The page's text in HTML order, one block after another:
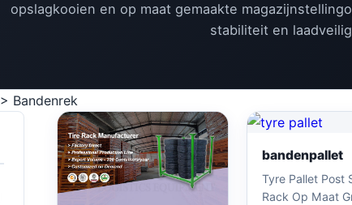
opslagkooien en op maat gemaakte
stabiliteit en
> Bandenrek
bandenpallet
Tyre Pallet Post
Rack Op Maat